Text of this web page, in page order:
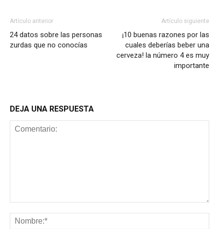
Artículo anterior
24 datos sobre las personas
zurdas que no conocías
Artículo siguiente
¡10 buenas razones por las
cuales deberías beber una
cerveza! la número 4 es muy
importante
DEJA UNA RESPUESTA